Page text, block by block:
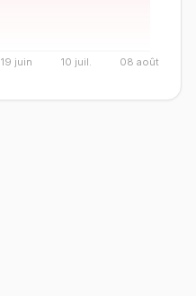
19 juin 10 juil. 08 août